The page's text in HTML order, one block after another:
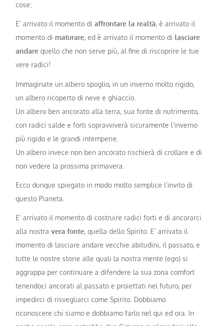
cose:
E’ arrivato il momento di affrontare la realtà, è arrivato il
momento di maturare, ed è arrivato il momento di lasciare
andarequello che non serve più, al fine di riscoprire le tue
vere radici!
Immaginate un albero spoglio, in un inverno molto rigido,
un albero ricoperto di neve e ghiaccio.
Un albero ben ancorato alla terra, sua fonte di nutrimento,
con radici salde e forti sopravviverà sicuramente l’inverno
più rigido e le grandi intemperie.
Un albero invece non ben ancorato rischierà di crollare e di
non vedere la prossima primavera.
Ecco dunque spiegato in modo molto semplice l’invito di
questo Pianeta.
E’ arrivato il momento di costruire radici forti e di ancorarci
alla nostravera fonte, quella dello Spirito. E’ arrivato il
momento di lasciare andare vecchie abitudini, il passato, e
tutte le nostre storie alle quali la nostra mente (ego) si
aggrappa per continuare a difendere la sua zona comfort
tenendoci ancorati al passato e proiettati nel futuro, per
impedirci di risvegliarci come Spirito. Dobbiamo
riconoscere chi siamo e dobbiamo farlo nel qui ed ora. In